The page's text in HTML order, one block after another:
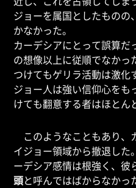
ジョーを属国としたものの
かなかった。
カーデシアにとって誤算だ
の想像以上に従順でなかっ
つけてもゲリラ活動は激化
ジョー人は強い信仰心をも
けても翻意する者はほとん
このようなこともあり、
イジョー領域から撤退した
ーデシア感情は根強く、彼
頭と呼んではばからなかっ